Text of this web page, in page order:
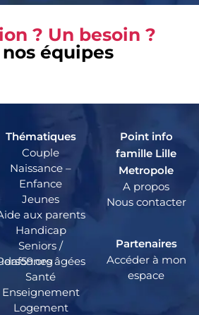
? Un besoin ?
équipes
Thématiques
Couple
Naissance –
Enfance
Jeunes
aux parents
Handicap
Seniors /
âgées
Santé
Enseignement
Logement
Point info
famille Lille
Metropole
A propos
Nous contacter
Partenaires
Accéder à mon
espace